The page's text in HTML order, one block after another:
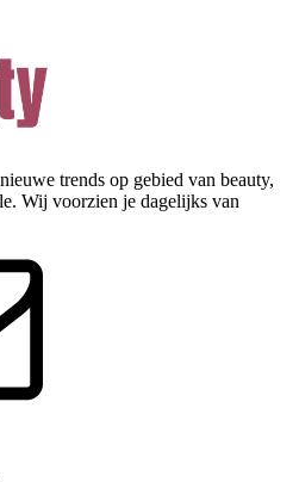
trends op gebied van beauty,
Wij voorzien je dagelijks van